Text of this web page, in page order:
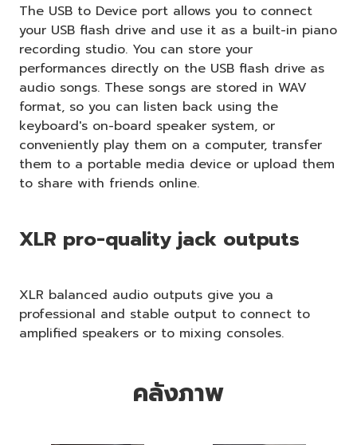
The USB to Device port allows you to connect
your USB flash drive and use it as a built-in piano
recording studio. You can store your
performances directly on the USB flash drive as
audio songs. These songs are stored in WAV
format, so you can listen back using the
keyboard's on-board speaker system, or
conveniently play them on a computer, transfer
them to a portable media device or upload them
to share with friends online.
XLR pro-quality jack outputs
XLR balanced audio outputs give you a
professional and stable output to connect to
amplified speakers or to mixing consoles.
คลังภาพ